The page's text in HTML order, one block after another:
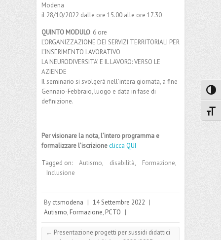
Modena
il 28/10/2022 dalle ore 15.00 alle ore 17.30
QUINTO MODULO: 6 ore
L’ORGANIZZAZIONE DEI SERVIZI TERRITORIALI PER
L’INSERIMENTO LAVORATIVO
LA NEURODIVERSITA’ E IL LAVORO: VERSO LE
AZIENDE
Il seminario si svolgerà nell’intera giornata, a fine
Gennaio-Febbraio, luogo e data in fase di
definizione.
Per visionare la nota, l’intero programma e
formalizzare l’iscrizioneclicca QUI
Tagged on: Autismo, disabilità, Formazione,
Inclusione
By ctsmodena | 14 Settembre 2022 |
Autismo, Formazione, PCTO |
← Presentazione progetti per sussidi didattici